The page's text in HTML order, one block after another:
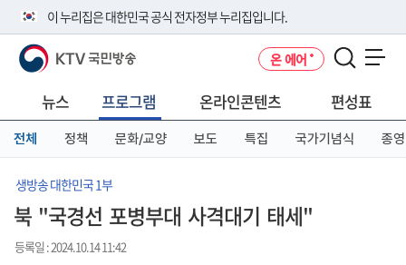
이 누리집은 대한민국 공식 전자정부 누리집입니다.
공식 누리집 주소 확인하기
니다.
이밖에 or.kr 또는 .kr등 다른 도메인 주소를 사용하고 있다면 아래 URL에
서 도메인 주소를 확인해 보세요
KTV 국민방송 온 에어
뉴스 프로그램 온라인콘텐츠 편성표
전체 정책 문화/교양 보도 특집 국가기념식 종영
생방송 대한민국 1부
북 "국경선 포병부대 사격대기 태세"
등록일 : 2024.10.14 11:42